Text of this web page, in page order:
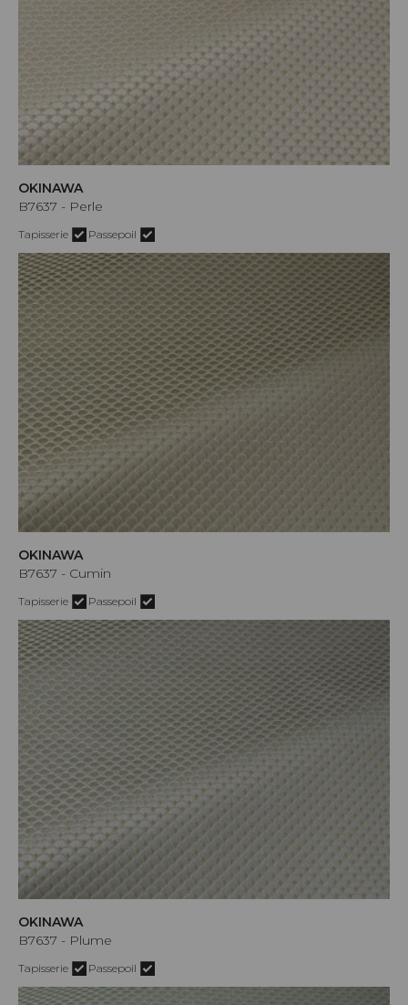
OKINAWA
B7637 - Perle
Tapisserie Passepoil
OKINAWA
B7637 - Cumin
Tapisserie Passepoil
OKINAWA
B7637 - Plume
Tapisserie Passepoil